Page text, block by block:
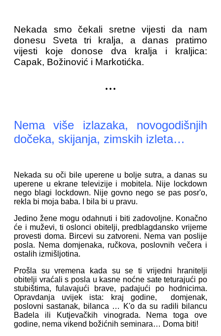
Nekada smo čekali sretne vijesti da nam
donesu Sveta tri kralja, a danas pratimo
vijesti koje donose dva kralja i kraljica:
Capak, Božinović i Markotićka.
...
Nema više izlazaka, novogodišnjih
dočeka, skijanja, zimskih izleta…
Nekada su oči bile uperene u bolje sutra, a danas su
uperene u ekrane televizije i mobitela. Nije lockdown
nego blagi lockdown. Nije govno nego se pas posr'o,
rekla bi moja baba. I bila bi u pravu.
Jedino žene mogu odahnuti i biti zadovoljne. Konačno
će i muževi, ti oslonci obitelji, predblagdansko vrijeme
provesti doma. Bircevi su zatvoreni. Nema van poslije
posla. Nema domjenaka, ručkova, poslovnih večera i
ostalih izmišljotina.
Prošla su vremena kada su se ti vrijedni hranitelji
obitelji vraćali s posla u kasne noćne sate teturajući po
stubištima, fulavajući brave, padajući po hodnicima.
Opravdanja uvijek ista: kraj godine, domjenak,
poslovni sastanak, bilanca … K'o da su radili bilancu
Badela ili Kutjevačkih vinograda. Nema toga ove
godine, nema vikend božićnih seminara… Doma biti!